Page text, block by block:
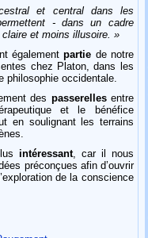
et central dans les
- dans un cadre
claire et moins illusoire. »
égalementpartie de notre
chez Platon, dans les
philosophie occidentale.
des passerellesentre
et le bénéfice
en soulignant les terrains
intéressant, car il nous
préconçues afin d’ouvrir
de la conscience